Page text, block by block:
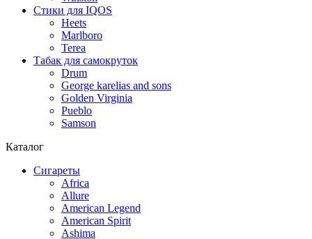
Стики для IQOS
Heets
Marlboro
Terea
Табак для самокруток
Drum
George karelias and sons
Golden Virginia
Pueblo
Samson
Каталог
Сигареты
Africa
Allure
American Legend
American Spirit
Ashima